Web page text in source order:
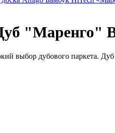
"Маренго"
выбор дубового паркета.